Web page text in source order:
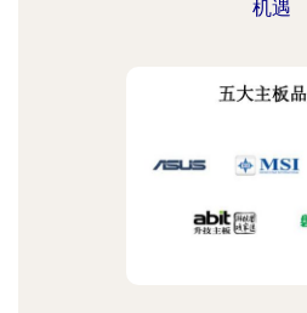
机遇